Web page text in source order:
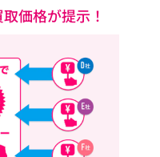
価格が提示！